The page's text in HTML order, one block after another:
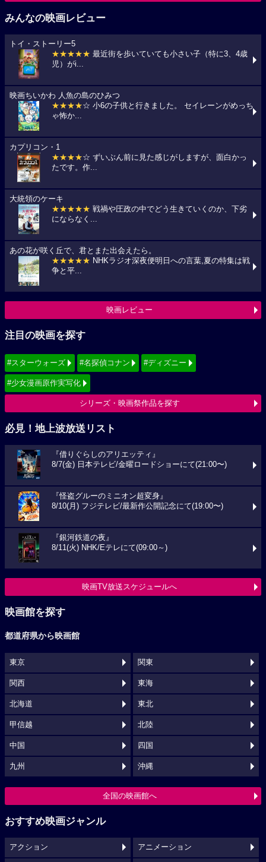
みんなの映画レビュー
トイ・ストーリー5
★★★★★ 最近街を歩いていても小さい子（特に3、4歳
児）がi...
映画ちいかわ 人魚の島のひみつ
★★★★☆ 小6の子供と行きました。 セイレーンがめっち
ゃ怖か...
カプリコン・1
★★★★☆ ずいぶん前に見た感じがしますが、面白かっ
たです。作...
大統領のケーキ
★★★★★ 戦禍や圧政の中でどう生きていくのか、下劣
にならなく...
あの花が咲く丘で、君とまた出会えたら。
★★★★★ NHKラジオ深夜便明日への言葉,夏の特集は戦
争と平...
映画レビュー
注目の映画を探す
#スターウォーズ #名探偵コナン #ディズニー
#少女漫画原作実写化
シリーズ・映画祭作品を探す
必見！地上波放送リスト
『借りぐらしのアリエッティ』
8/7(金) 日本テレビ/金曜ロードショーにて(21:00〜)
『怪盗グルーのミニオン超変身』
8/10(月) フジテレビ/最新作公開記念にて(19:00〜)
『銀河鉄道の夜』
8/11(火) NHK/Eテレにて(09:00～)
映画TV放送スケジュールへ
映画館を探す
都道府県から映画館
東京 関東
関西 東海
北海道 東北
甲信越 北陸
中国 四国
九州 沖縄
全国の映画館へ
おすすめ映画ジャンル
アクション アニメーション